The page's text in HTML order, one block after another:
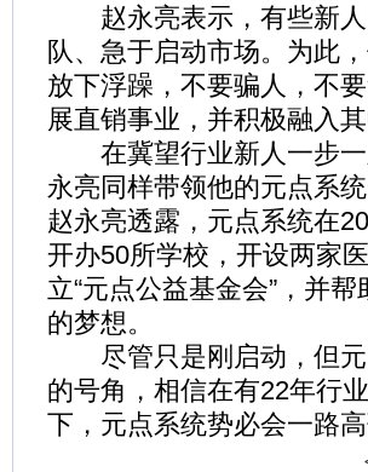
赵永亮表示，有些新人
队、急于启动市场。为此
放下浮躁，不要骗人，不
展直销事业，并积极融入
在冀望行业新人一步一
永亮同样带领他的元点系
赵永亮透露，元点系统在
开办50所学校，开设两家
立“元点公益基金会”，并
的梦想。
尽管只是刚启动，但元
的号角，相信在有22年行
下，元点系统势必会一路高